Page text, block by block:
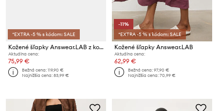
*EXTRA -5 % s kódom: SALE
Kožené šľapky Answear.LAB z kolekcie Unscripted
Aktuálna cena:
75,99 €
Bežná cena:119,90 €
Najnižšia cena:83,99 €
-11%
*EXTRA -5 % s kódom: SALE
Kožené šľapky Answear.LAB
Aktuálna cena:
62,99 €
Bežná cena:97,90 €
Najnižšia cena:70,99 €